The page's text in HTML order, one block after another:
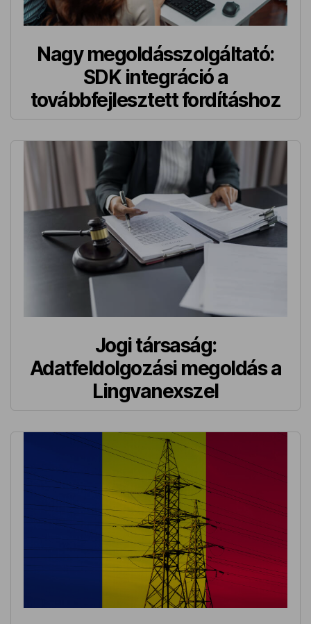
Nagy megoldásszolgáltató:
SDK integráció a
továbbfejlesztett fordításhoz
Jogi társaság:
Adatfeldolgozási megoldás a
Lingvanexszel